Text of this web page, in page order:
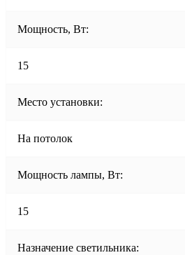
Мощность, Вт:
15
Место установки:
На потолок
Мощность лампы, Вт:
15
Назначение светильника: